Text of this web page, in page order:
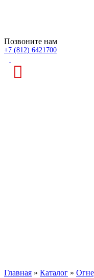
Позвоните нам
+7 (812) 6421700
Главная » Каталог »